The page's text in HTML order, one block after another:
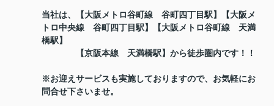
当社は、【大阪メトロ谷町線 谷町四丁目駅】【大阪メ
トロ中央線 谷町四丁目駅】【大阪メトロ谷町線 天満
橋駅】
【京阪本線 天満橋駅】から徒歩圏内です！！
※お迎えサービスも実施しておりますので、お気軽にお
問合せ下さいませ。